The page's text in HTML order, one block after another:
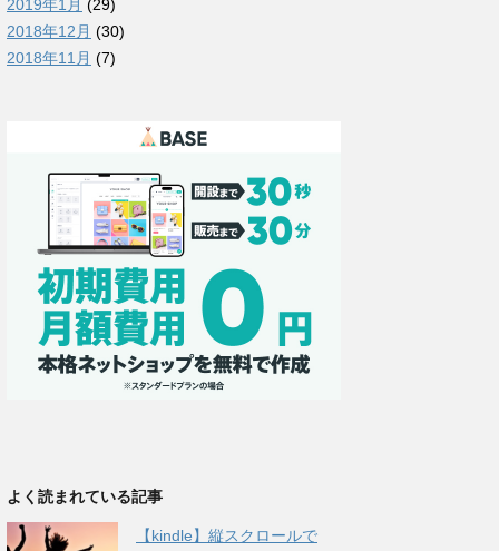
2019年1月 (29)
2018年12月 (30)
2018年11月 (7)
よく読まれている記事
【kindle】縦スクロールで